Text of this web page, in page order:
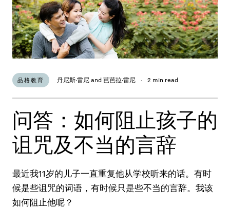
品格教育 丹尼斯·雷尼 and 芭芭拉·雷尼 · 2 min read
问答：如何阻止孩子的
诅咒及不当的言辞
最近我11岁的儿子一直重复他从学校听来的话。有时
候是些诅咒的词语，有时候只是些不当的言辞。我该
如何阻止他呢？